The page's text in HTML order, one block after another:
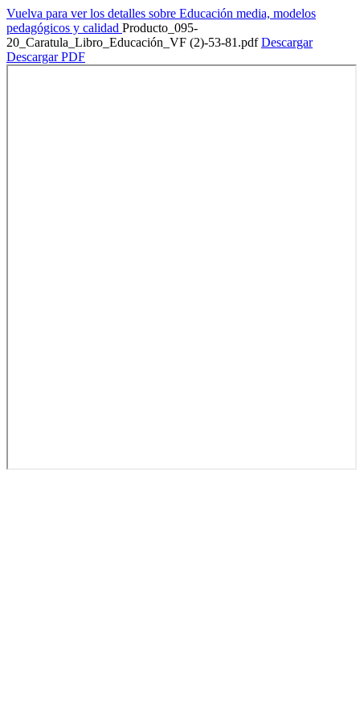
Vuelva para ver los detalles sobre Educación media, modelos
pedagógicos y calidad Producto_095-
20_Caratula_Libro_Educación_VF (2)-53-81.pdfDescargar
Descargar PDF